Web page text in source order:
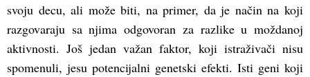
svoju decu, ali može biti, na primer, da je način na koji
razgovaraju sa njima odgovoran za razlike u moždanoj
aktivnosti. Još jedan važan faktor, koji istraživači nisu
spomenuli, jesu potencijalni genetski efekti. Isti geni koji